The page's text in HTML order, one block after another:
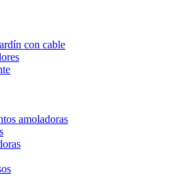
con cable
amoladoras